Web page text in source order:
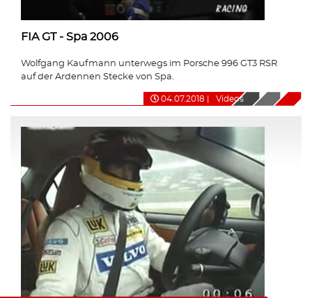
FIA GT - Spa 2006
Wolfgang Kaufmann unterwegs im Porsche 996 GT3 RSR
auf der Ardennen Stecke von Spa.
04.07.2018 Videos